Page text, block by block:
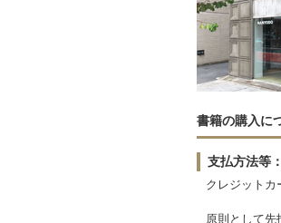
書籍の購入に
支払方法等：
クレジットカ
原則として